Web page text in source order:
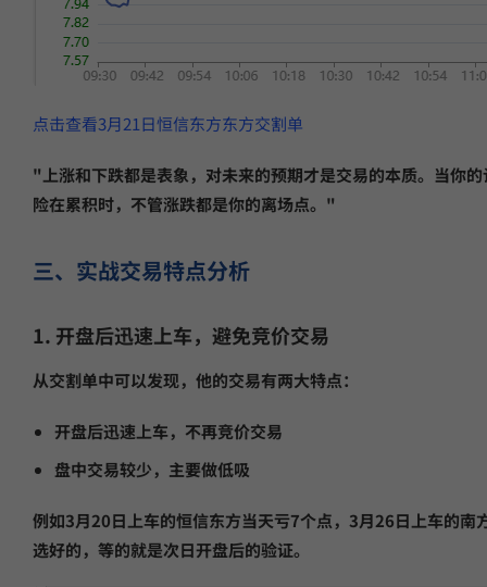
点击查看3月21日恒信东方东方交割单
"上涨和下跌都是表象，对未来的预期才是交易的本质。当你
险在累积时，不管涨跌都是你的离场点。"
三、实战交易特点分析
1. 开盘后迅速上车，避免竞价交易
从交割单中可以发现，他的交易有两大特点：
开盘后迅速上车，不再竞价交易
盘中交易较少，主要做低吸
例如3月20日上车的恒信东方当天亏7个点，3月26日上车的
选好的，等的就是次日开盘后的验证。